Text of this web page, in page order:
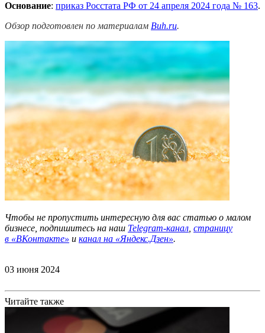
Основание: приказ Росстата РФ от 24 апреля 2024 года № 163.
Обзор подготовлен по материалам Buh.ru.
Чтобы не пропустить интересную для вас статью о малом
бизнесе, подпишитесь на наш Telegram-канал, страницу
в «ВКонтакте» и канал на «Яндекс.Дзен».
03 июня 2024
Читайте также